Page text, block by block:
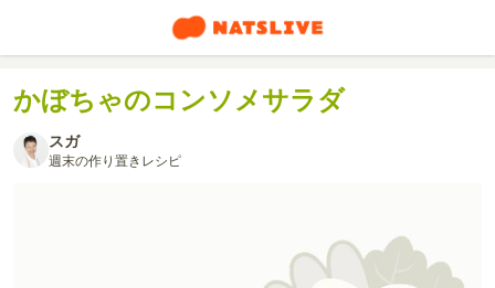
かぼちゃのコンソメサラダ
スガ
週末の作り置きレシピ